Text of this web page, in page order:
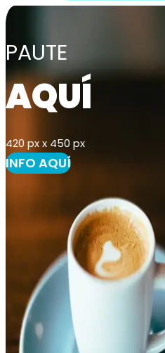
PAUTE
AQUÍ
420 px x 450 px
INFO AQUÍ